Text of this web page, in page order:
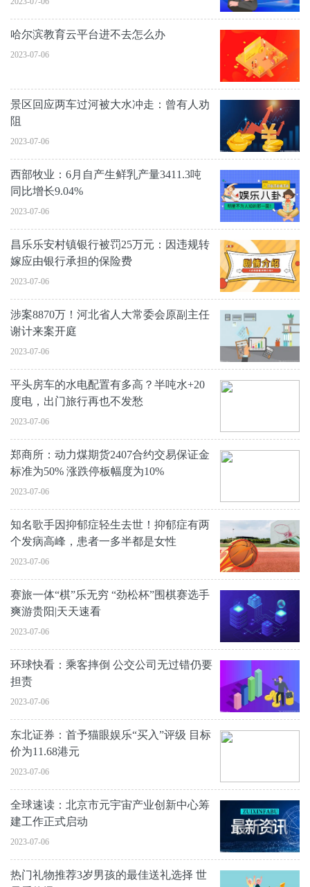
哈尔滨教育云平台进不去怎么办
2023-07-06
景区回应两车过河被大水冲走：曾有人劝
阻
2023-07-06
西部牧业：6月自产生鲜乳产量3411.3吨
同比增长9.04%
2023-07-06
昌乐乐安村镇银行被罚25万元：因违规转
嫁应由银行承担的保险费
2023-07-06
涉案8870万！河北省人大常委会原副主任
谢计来案开庭
2023-07-06
平头房车的水电配置有多高？半吨水+20
度电，出门旅行再也不发愁
2023-07-06
郑商所：动力煤期货2407合约交易保证金
标准为50% 涨跌停板幅度为10%
2023-07-06
知名歌手因抑郁症轻生去世！抑郁症有两
个发病高峰，患者一多半都是女性
2023-07-06
赛旅一体“棋”乐无穷 “劲松杯”围棋赛选手
爽游贵阳|天天速看
2023-07-06
环球快看：乘客摔倒 公交公司无过错仍要
担责
2023-07-06
东北证券：首予猫眼娱乐“买入”评级 目标
价为11.68港元
2023-07-06
全球速读：北京市元宇宙产业创新中心筹
建工作正式启动
2023-07-06
热门礼物推荐3岁男孩的最佳送礼选择 世